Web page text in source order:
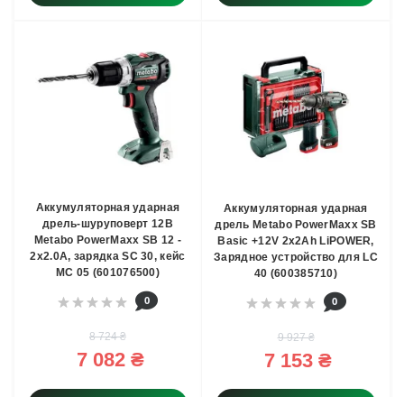
Аккумуляторная ударная
дрель-шуруповерт 12В
Metabo PowerMaxx SB 12 -
2х2.0А, зарядка SC 30, кейс
MC 05 (601076500)
0
8 724 ₴
7 082 ₴
Аккумуляторная ударная
дрель Metabo PowerMaxx SB
Basic +12V 2x2Ah LiPOWER,
Зарядное устройство для LC
40 (600385710)
0
9 927 ₴
7 153 ₴